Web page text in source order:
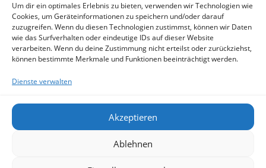
Um dir ein optimales Erlebnis zu bieten, verwenden wir Technologien wie
Cookies, um Geräteinformationen zu speichern und/oder darauf
zuzugreifen. Wenn du diesen Technologien zustimmst, können wir Daten
wie das Surfverhalten oder eindeutige IDs auf dieser Website
verarbeiten. Wenn du deine Zustimmung nicht erteilst oder zurückziehst,
können bestimmte Merkmale und Funktionen beeinträchtigt werden.
Dienste verwalten
Akzeptieren
Ablehnen
content/uploads/2020/05/SARS-CoV-2-Wilmsen.mp4?_=1
Videobeitrag von Andreas Bangel
Datenschutzerklärung